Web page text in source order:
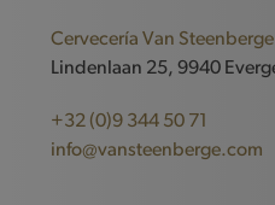
Cervecería Van Steenberge
Lindenlaan 25, 9940
+32 (0)9 344 50 71
info@vansteenberge.com